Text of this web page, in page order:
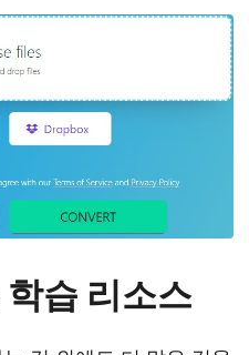
습 리소스